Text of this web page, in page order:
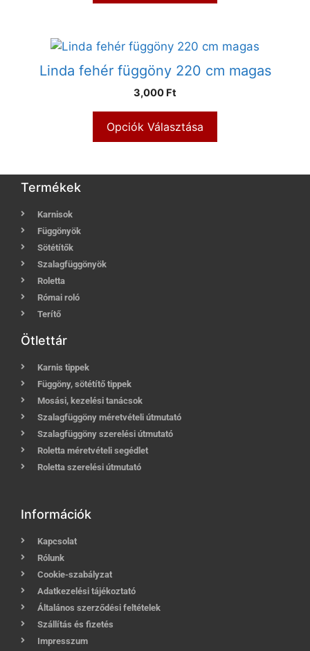
Linda fehér függöny 220 cm magas
3,000 Ft
Opciók Választása
Termékek
Karnisok
Függönyök
Sötétítők
Szalagfüggönyök
Roletta
Római roló
Terítő
Ötlettár
Karnis tippek
Függöny, sötétítő tippek
Mosási, kezelési tanácsok
Szalagfüggöny méretvételi útmutató
Szalagfüggöny szerelési útmutató
Roletta méretvételi segédlet
Roletta szerelési útmutató
Információk
Kapcsolat
Rólunk
Cookie-szabályzat
Adatkezelési tájékoztató
Általános szerződési feltételek
Szállítás és fizetés
Impresszum